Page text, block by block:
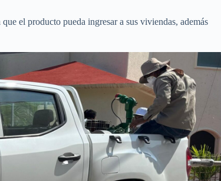
el producto pueda ingresar a sus viviendas, además